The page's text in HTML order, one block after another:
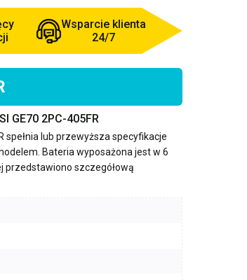
Wsparcie klienta
24/7
GE70 2PC-405FR
spełnia lub przewyższa specyfikacje
Bateria wyposażona jest w 6
przedstawiono szczegółową